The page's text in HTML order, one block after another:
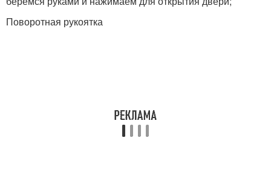
Поворотная рукоятка